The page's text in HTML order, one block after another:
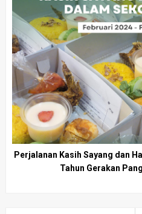
Perjalanan Kasih Sayang dan
Tahun Gerakan